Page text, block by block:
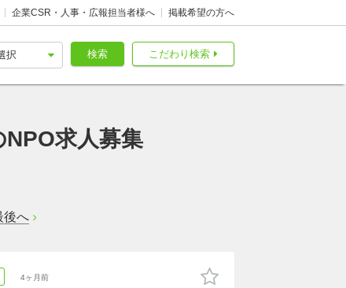
企業CSR・人事・広報担当者様へ 掲載希望の方へ
こだわり検索
検索
求人募集
後へ
4ヶ月前